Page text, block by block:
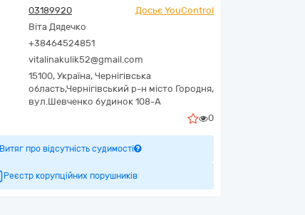
03189920
Досьє YouControl
Віта Дядечко
+38464524851
vitalinakulik52@gmail.com
15100, Україна, Чернігівська
область,Чернігівський р-н місто Городня,
вул.Шевченко будинок 108-А
0
Витяг про відсутність судимості
Реєстр корупційних порушників